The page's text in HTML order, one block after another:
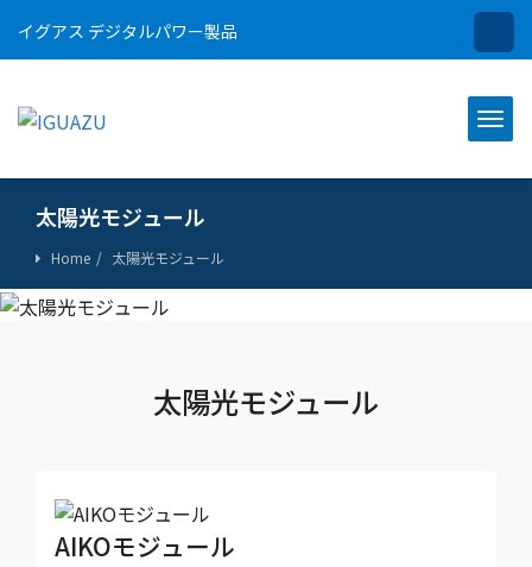
イグアス デジタルパワー製品
太陽光モジュール
Home 太陽光モジュール
太陽光モジュール
AIKOモジュール